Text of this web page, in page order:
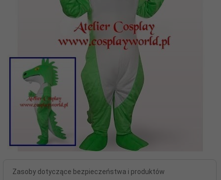
Zasoby dotyczące bezpieczeństwa i produktów